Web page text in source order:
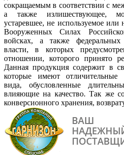
сокращаемым в соответствии с
а также излишествующее,
устаревшее, не используемое
Вооруженных Силах
войсках, а также федеральных
власти, в которых
отношении, которого принято
Данная продукция содержит в
которые имеют отличительные
вида, обусловленные
влияющие на качество. Так же
конверсионного хранения,